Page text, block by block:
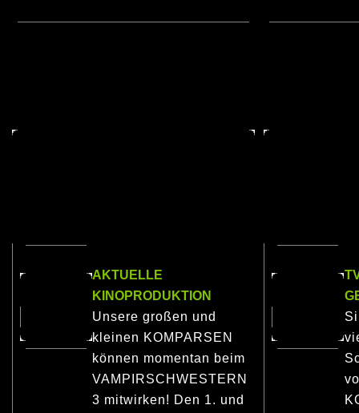
AKTUELLE
KINOPRODUKTION
Unsere großen und
kleinen KOMPARSEN
können momentan beim
VAMPIRSCHWESTERN
3 mitwirken! Den 1. und